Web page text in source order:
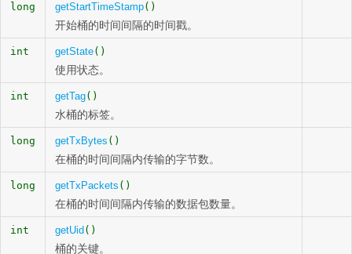
long getStartTimeStamp()
开始桶的时间间隔的时间戳。
int getState()
使用状态。
int getTag()
水桶的标签。
long getTxBytes ()
在桶的时间间隔内传输的字节数。
long getTxPackets ()
在桶的时间间隔内传输的数据包数量。
int getUid ()
桶的关键。